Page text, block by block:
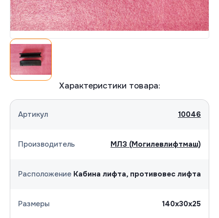
Характеристики товара:
Артикул 10046
Производитель МЛЗ (Могилевлифтмаш)
Расположение Кабина лифта, противовес лифта
Размеры 140х30х25